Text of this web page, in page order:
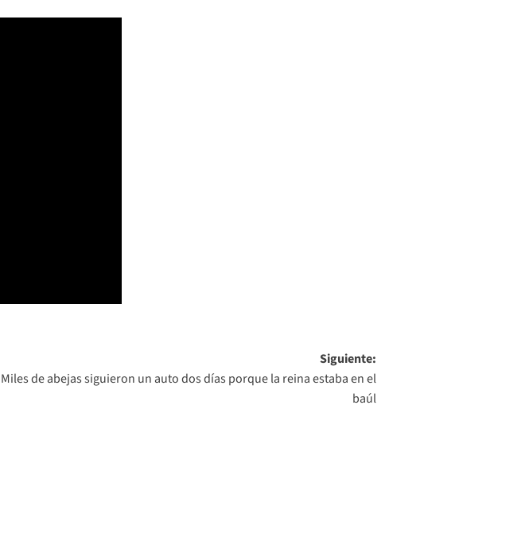
Siguiente:
Miles de abejas siguieron un auto dos días porque la reina estaba en el
baúl